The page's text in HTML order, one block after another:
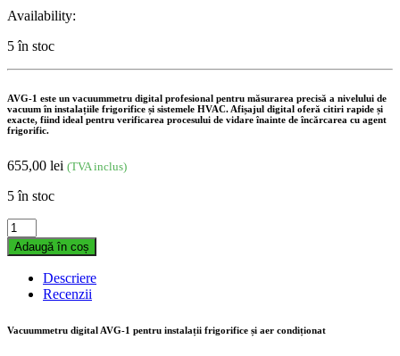
Availability:
5 în stoc
AVG-1 este un vacuummetru digital profesional pentru măsurarea precisă a nivelului de
vacuum în instalațiile frigorifice și sistemele HVAC. Afișajul digital oferă citiri rapide și
exacte, fiind ideal pentru verificarea procesului de vidare înainte de încărcarea cu agent
frigorific.
655,00 lei (TVA inclus)
5 în stoc
Vacuummetru
digital
AVG-
pentru
instalații
și
Adaugă în coș
Descriere
Recenzii
Vacuummetru digital AVG-1 pentru instalații frigorifice și aer condiționat